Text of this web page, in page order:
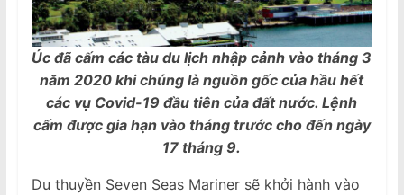
Úc đã cấm các tàu du lịch nhập cảnh vào tháng 3
năm 2020 khi chúng là nguồn gốc của hầu hết
các vụ Covid-19 đầu tiên của đất nước. Lệnh
cấm được gia hạn vào tháng trước cho đến ngày
17 tháng 9.
Du thuyền Seven Seas Mariner sẽ khởi hành vào